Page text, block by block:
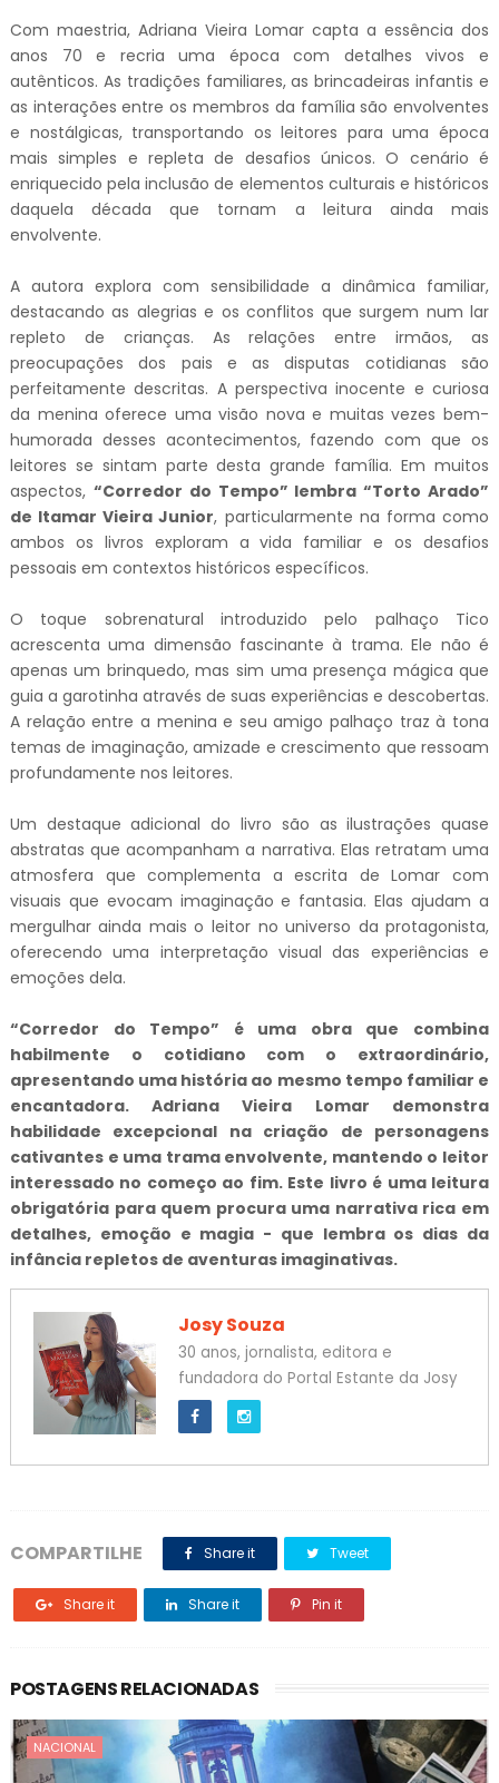
Com maestria, Adriana Vieira Lomar capta a essência dos
anos 70 e recria uma época com detalhes vivos e
autênticos. As tradições familiares, as brincadeiras infantis e
as interações entre os membros da família são envolventes
e nostálgicas, transportando os leitores para uma época
mais simples e repleta de desafios únicos. O cenário é
enriquecido pela inclusão de elementos culturais e históricos
daquela década que tornam a leitura ainda mais
envolvente.
A autora explora com sensibilidade a dinâmica familiar,
destacando as alegrias e os conflitos que surgem num lar
repleto de crianças. As relações entre irmãos, as
preocupações dos pais e as disputas cotidianas são
perfeitamente descritas. A perspectiva inocente e curiosa
da menina oferece uma visão nova e muitas vezes bem-
humorada desses acontecimentos, fazendo com que os
leitores se sintam parte desta grande família. Em muitos
aspectos, “Corredor do Tempo” lembra “Torto Arado”
de Itamar Vieira Junior, particularmente na forma como
ambos os livros exploram a vida familiar e os desafios
pessoais em contextos históricos específicos.
O toque sobrenatural introduzido pelo palhaço Tico
acrescenta uma dimensão fascinante à trama. Ele não é
apenas um brinquedo, mas sim uma presença mágica que
guia a garotinha através de suas experiências e descobertas.
A relação entre a menina e seu amigo palhaço traz à tona
temas de imaginação, amizade e crescimento que ressoam
profundamente nos leitores.
Um destaque adicional do livro são as ilustrações quase
abstratas que acompanham a narrativa. Elas retratam uma
atmosfera que complementa a escrita de Lomar com
visuais que evocam imaginação e fantasia. Elas ajudam a
mergulhar ainda mais o leitor no universo da protagonista,
oferecendo uma interpretação visual das experiências e
emoções dela.
“Corredor do Tempo” é uma obra que combina
habilmente o cotidiano com o extraordinário,
apresentando uma história ao mesmo tempo familiar e
encantadora.Adriana Vieira Lomar demonstra
habilidade excepcional na criação de personagens
cativantes e uma trama envolvente, mantendo o leitor
interessado no começo ao fim. Este livro é uma leitura
obrigatória para quem procura uma narrativa rica em
detalhes, emoção e magia - que lembra os dias da
infância repletos de aventuras imaginativas.
Josy Souza
30 anos, jornalista, editora e
fundadora do Portal Estante da Josy
COMPARTILHE Share it Tweet
Share it Share it Pin it
POSTAGENS RELACIONADAS
NACIONAL